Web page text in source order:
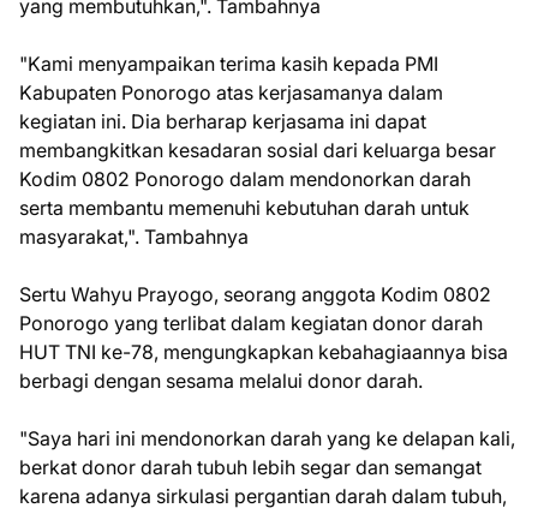
yang membutuhkan,". Tambahnya
"Kami menyampaikan terima kasih kepada PMI
Kabupaten Ponorogo atas kerjasamanya dalam
kegiatan ini. Dia berharap kerjasama ini dapat
membangkitkan kesadaran sosial dari keluarga besar
Kodim 0802 Ponorogo dalam mendonorkan darah
serta membantu memenuhi kebutuhan darah untuk
masyarakat,". Tambahnya
Sertu Wahyu Prayogo, seorang anggota Kodim 0802
Ponorogo yang terlibat dalam kegiatan donor darah
HUT TNI ke-78, mengungkapkan kebahagiaannya bisa
berbagi dengan sesama melalui donor darah.
"Saya hari ini mendonorkan darah yang ke delapan kali,
berkat donor darah tubuh lebih segar dan semangat
karena adanya sirkulasi pergantian darah dalam tubuh,